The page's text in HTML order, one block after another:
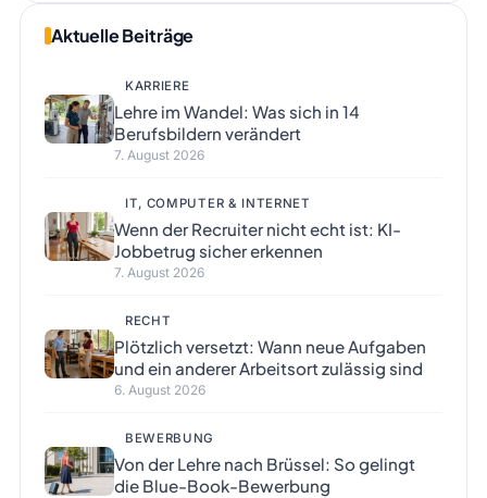
Aktuelle Beiträge
KARRIERE
Lehre im Wandel: Was sich in 14
Berufsbildern verändert
7. August 2026
IT, COMPUTER & INTERNET
Wenn der Recruiter nicht echt ist: KI-
Jobbetrug sicher erkennen
7. August 2026
RECHT
Plötzlich versetzt: Wann neue Aufgaben
und ein anderer Arbeitsort zulässig sind
6. August 2026
BEWERBUNG
Von der Lehre nach Brüssel: So gelingt
die Blue-Book-Bewerbung